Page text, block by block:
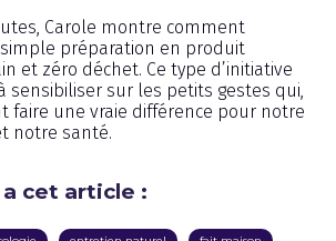
Carole montre comment
préparation en produit
et zéro déchet. Ce type d’initiative
sensibiliser sur les petits gestes qui,
faire une vraie différence pour notre
notre santé.
cet article :